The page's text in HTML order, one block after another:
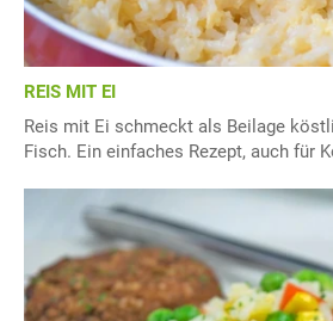
REIS MIT EI
Reis mit Ei schmeckt als Beilage
Fisch. Ein einfaches Rezept, auch für